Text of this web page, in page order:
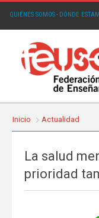
QUIÉNES SOMOS· DÓNDE
Inicio Actualidad
La salud
prioridad